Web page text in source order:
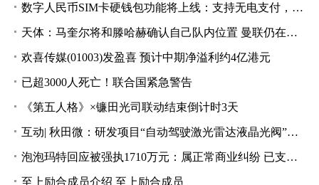
数字人民币SIM卡硬钱包功能将上线：支持无电支付，支付只需碰一碰
天体：马奎尔将和滕哈赫确认自己队内位置 曼联仍在谈霍伊伦德
欢喜传媒(01003)发盈喜 预计中期净溢利约4亿港元
已超3000人死亡！联合国紧急警告
《第五人格》×镰田光司联动结束倒计时3天
互动| 秋田微：研发项目“自动驾驶激光雷达液晶光阀”已完成项目研发 目前处于市场推广阶段
泡泡玛特回应被强执1710万元：属正常商业纠纷 已支付全部款项
至上励合成员介绍 至上励合成员